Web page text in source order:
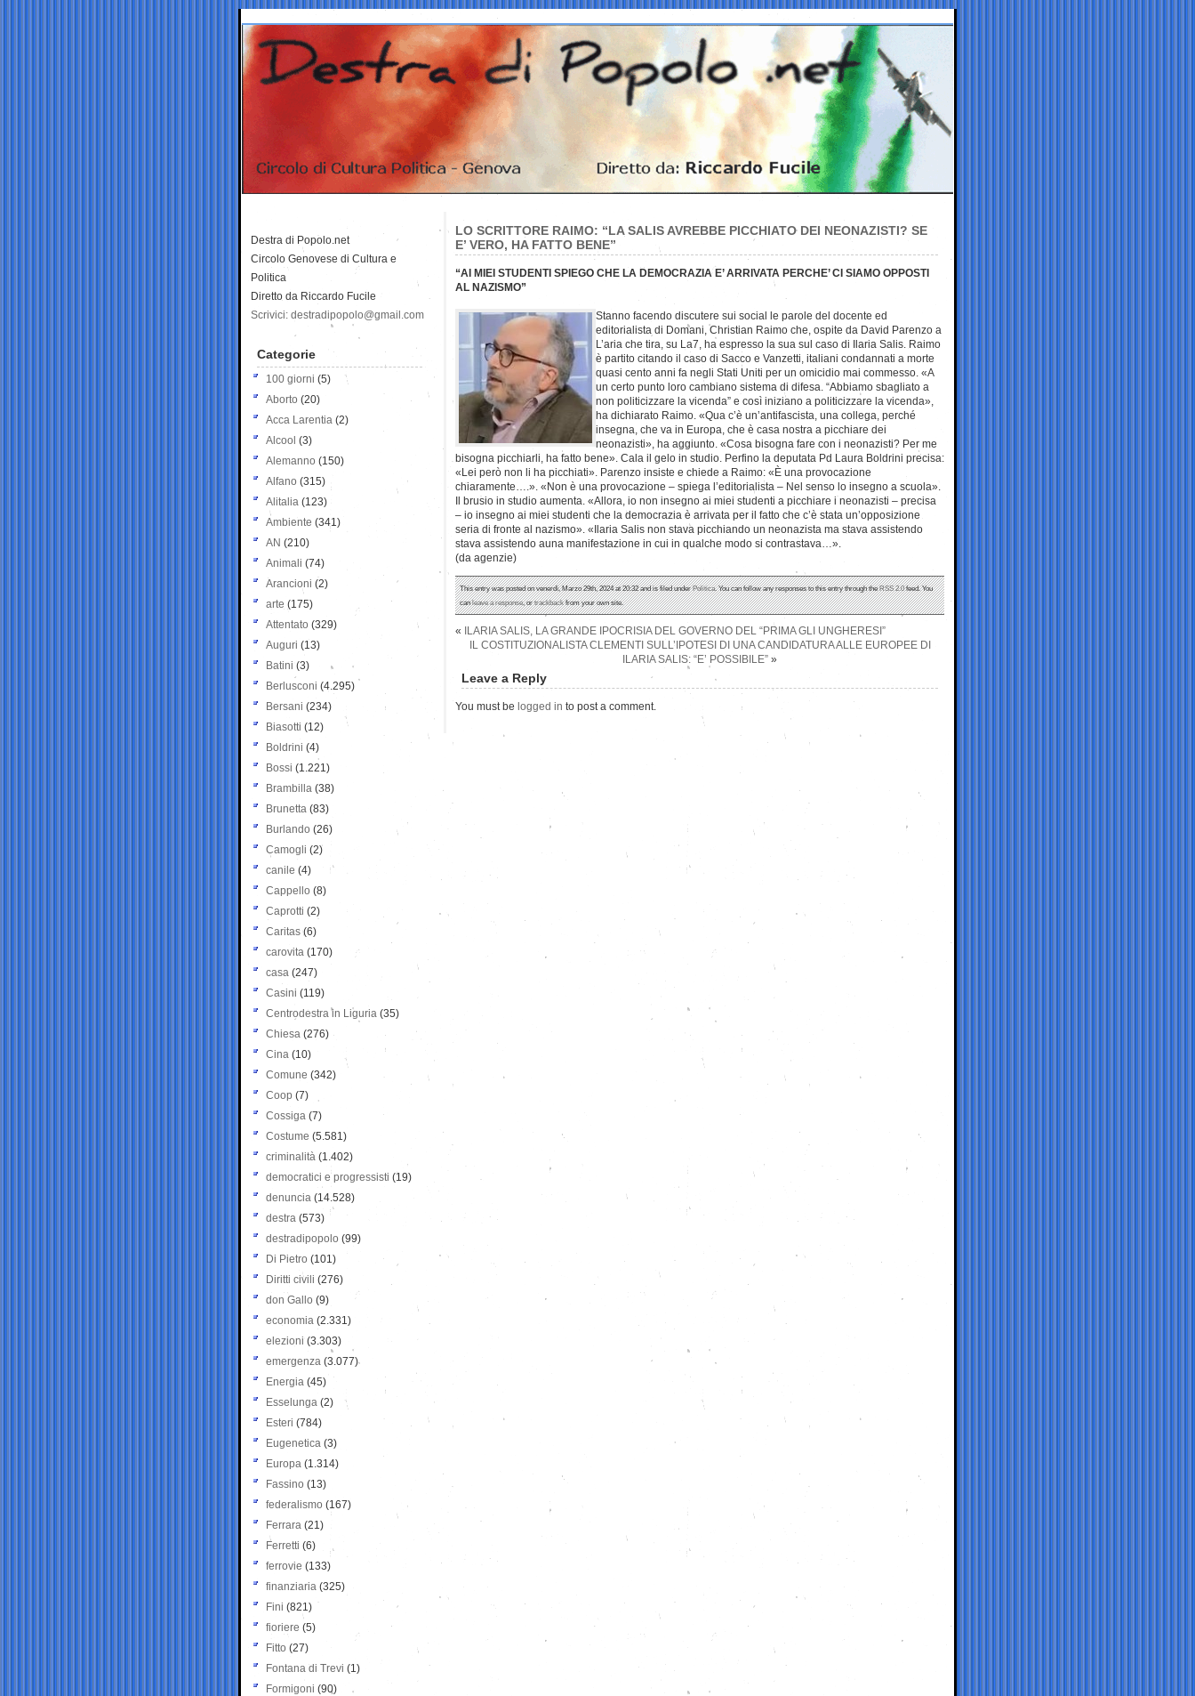
LO SCRITTORE RAIMO: “LA SALIS AVREBBE PICCHIATO DEI NEONAZISTI? SE
E’ VERO, HA FATTO BENE”
“AI MIEI STUDENTI SPIEGO CHE LA DEMOCRAZIA E’ ARRIVATA PERCHE’ CI SIAMO OPPOSTI
AL NAZISMO”
Stanno facendo discutere sui social le parole del docente ed
editorialista di Domani, Christian Raimo che, ospite da David Parenzo a
L’aria che tira, su La7, ha espresso la sua sul caso di Ilaria Salis. Raimo
è partito citando il caso di Sacco e Vanzetti, italiani condannati a morte
quasi cento anni fa negli Stati Uniti per un omicidio mai commesso. «A
un certo punto loro cambiano sistema di difesa. “Abbiamo sbagliato a
non politicizzare la vicenda” e così iniziano a politicizzare la vicenda»,
ha dichiarato Raimo. «Qua c’è un’antifascista, una collega, perché
insegna, che va in Europa, che è casa nostra a picchiare dei
neonazisti», ha aggiunto. «Cosa bisogna fare con i neonazisti? Per me
bisogna picchiarli, ha fatto bene». Cala il gelo in studio. Perfino la deputata Pd Laura Boldrini precisa:
«Lei però non li ha picchiati». Parenzo insiste e chiede a Raimo: «È una provocazione
chiaramente….». «Non è una provocazione – spiega l’editorialista – Nel senso lo insegno a scuola».
Il brusio in studio aumenta. «Allora, io non insegno ai miei studenti a picchiare i neonazisti – precisa
– io insegno ai miei studenti che la democrazia è arrivata per il fatto che c’è stata un’opposizione
seria di fronte al nazismo». «Ilaria Salis non stava picchiando un neonazista ma stava assistendo
stava assistendo auna manifestazione in cui in qualche modo si contrastava…».
(da agenzie)
This entry was posted on venerdì, Marzo 29th, 2024 at 20:32 and is filed underPolitica. You can follow any responses to this entry through theRSS 2.0feed. You
canleave a response, ortrackbackfrom your own site.
«
ILARIA SALIS, LA GRANDE IPOCRISIA DEL GOVERNO DEL “PRIMA GLI UNGHERESI”
IL COSTITUZIONALISTA CLEMENTI SULL’IPOTESI DI UNA CANDIDATURA ALLE EUROPEE DI
ILARIA SALIS: “E’ POSSIBILE” »
Leave a Reply
You must be logged in to post a comment.
Destra di Popolo.net
Circolo Genovese di Cultura e
Politica
Diretto da Riccardo Fucile
Scrivici: destradipopolo@gmail.com
Categorie
100 giorni (5)
Aborto (20)
Acca Larentia (2)
Alcool (3)
Alemanno (150)
Alfano (315)
Alitalia (123)
Ambiente (341)
AN (210)
Animali (74)
Arancioni (2)
arte (175)
Attentato (329)
Auguri (13)
Batini (3)
Berlusconi (4.295)
Bersani (234)
Biasotti (12)
Boldrini (4)
Bossi (1.221)
Brambilla (38)
Brunetta (83)
Burlando (26)
Camogli (2)
canile (4)
Cappello (8)
Caprotti (2)
Caritas (6)
carovita (170)
casa (247)
Casini (119)
Centrodestra in Liguria (35)
Chiesa (276)
Cina (10)
Comune (342)
Coop (7)
Cossiga (7)
Costume (5.581)
criminalità (1.402)
democratici e progressisti (19)
denuncia (14.528)
destra (573)
destradipopolo (99)
Di Pietro (101)
Diritti civili (276)
don Gallo (9)
economia (2.331)
elezioni (3.303)
emergenza (3.077)
Energia (45)
Esselunga (2)
Esteri (784)
Eugenetica (3)
Europa (1.314)
Fassino (13)
federalismo (167)
Ferrara (21)
Ferretti (6)
ferrovie (133)
finanziaria (325)
Fini (821)
fioriere (5)
Fitto (27)
Fontana di Trevi (1)
Formigoni (90)